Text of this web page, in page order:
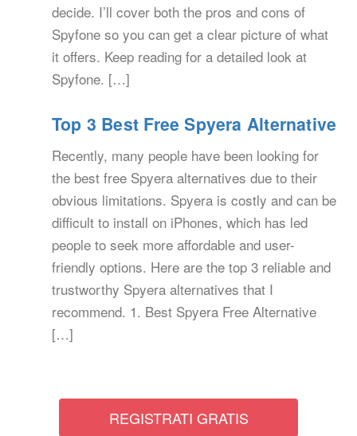
decide. I’ll cover both the pros and cons of
Spyfone so you can get a clear picture of what
it offers. Keep reading for a detailed look at
Spyfone. […]
Top 3 Best Free Spyera Alternative
Recently, many people have been looking for
the best free Spyera alternatives due to their
obvious limitations. Spyera is costly and can be
difficult to install on iPhones, which has led
people to seek more affordable and user-
friendly options. Here are the top 3 reliable and
trustworthy Spyera alternatives that I
recommend. 1. Best Spyera Free Alternative
[…]
REGISTRATI GRATIS